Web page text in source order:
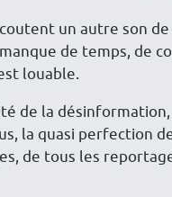
un autre son de
de temps, de
louable.
de la
la quasi perfection
de tous les